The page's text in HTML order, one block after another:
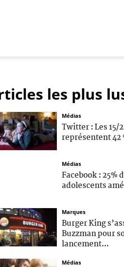
les plus
Médias
Twitter : Les 15/
représentent 42
Médias
Facebook : 25%
adolescents
Marques
Burger King
Buzzman pour
lancement...
Médias